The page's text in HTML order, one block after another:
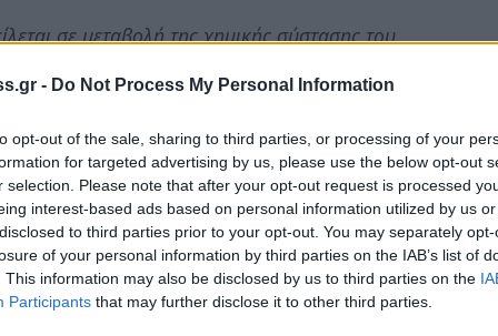
- Do Not Process My Personal Information
opt-out of the sale, sharing to third parties, or processing of your
for targeted advertising by us, please use the below opt-out
selection. Please note that after your opt-out request is processed
interest-based ads based on personal information utilized by us
to third parties prior to your opt-out. You may separately
of your personal information by third parties on the IAB’s list of
This information may also be disclosed by us to third parties on the
Participants that may further disclose it to other third parties.
σε μεταβολή της χημικής σύστασης του
σε νερό και μεταβολή της σύνθεσης
στεγνώνει το δέρμα μας».
η πιτυρίδα είναι φολίδες και μπορεί να
της κεφαλής είναι διαταραγμένος
πολλά κεταρινοκύτταρα, τα οποία δεν
το υπερβολικό σαπούνισμα του δέματος,
Επιπλέον, ο καθένας θα πρέπει να